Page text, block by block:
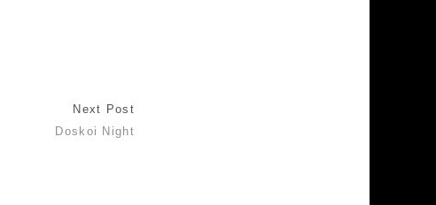
Next Post
Doskoi Night